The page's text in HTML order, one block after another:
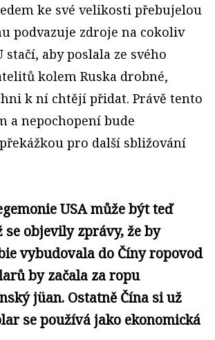
ke své velikosti přebujelou
podvazuje zdroje na cokoliv
stačí, aby poslala ze svého
kolem Ruska drobné,
k ní chtějí přidat. Právě tento
a nepochopení bude
pro další sbližování
USA může být teď
se objevily zprávy, že by
vybudovala do Číny ropovod
by začala za ropu
jüan. Ostatně Čína si už
se používá jako ekonomická